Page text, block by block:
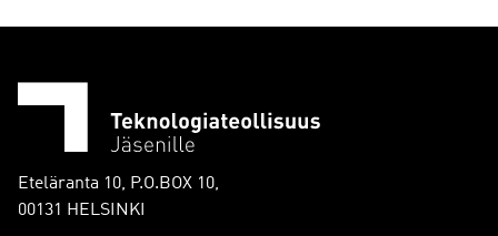
Eteläranta 10, P.O.BOX 10,
00131 HELSINKI